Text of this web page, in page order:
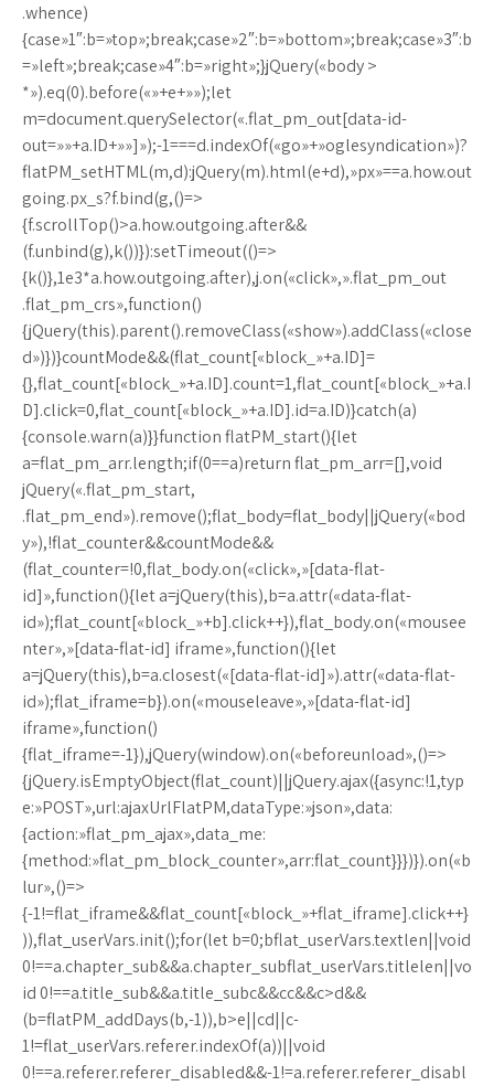
.whence)
{case»1″:b=»top»;break;case»2″:b=»bottom»;break;case»3″:b
=»left»;break;case»4″:b=»right»;}jQuery(«body >
*»).eq(0).before(«»+e+»»);let
m=document.querySelector(«.flat_pm_out[data-id-
out=»»+a.ID+»»]»);-1===d.indexOf(«go»+»oglesyndication»)?
flatPM_setHTML(m,d):jQuery(m).html(e+d),»px»==a.how.out
going.px_s?f.bind(g,()=>
{f.scrollTop()>a.how.outgoing.after&&
(f.unbind(g),k())}):setTimeout(()=>
{k()},1e3*a.how.outgoing.after),j.on(«click»,».flat_pm_out
.flat_pm_crs»,function()
{jQuery(this).parent().removeClass(«show»).addClass(«close
d»)})}countMode&&(flat_count[«block_»+a.ID]=
{},flat_count[«block_»+a.ID].count=1,flat_count[«block_»+a.I
D].click=0,flat_count[«block_»+a.ID].id=a.ID)}catch(a)
{console.warn(a)}}function flatPM_start(){let
a=flat_pm_arr.length;if(0==a)return flat_pm_arr=[],void
jQuery(«.flat_pm_start,
.flat_pm_end»).remove();flat_body=flat_body||jQuery(«bod
y»),!flat_counter&&countMode&&
(flat_counter=!0,flat_body.on(«click»,»[data-flat-
id]»,function(){let a=jQuery(this),b=a.attr(«data-flat-
id»);flat_count[«block_»+b].click++}),flat_body.on(«mousee
nter»,»[data-flat-id] iframe»,function(){let
a=jQuery(this),b=a.closest(«[data-flat-id]»).attr(«data-flat-
id»);flat_iframe=b}).on(«mouseleave»,»[data-flat-id]
iframe»,function()
{flat_iframe=-1}),jQuery(window).on(«beforeunload»,()=>
{jQuery.isEmptyObject(flat_count)||jQuery.ajax({async:!1,typ
e:»POST»,url:ajaxUrlFlatPM,dataType:»json»,data:
{action:»flat_pm_ajax»,data_me:
{method:»flat_pm_block_counter»,arr:flat_count}}})}).on(«b
lur»,()=>
{-1!=flat_iframe&&flat_count[«block_»+flat_iframe].click++}
)),flat_userVars.init();for(let b=0;bflat_userVars.textlen||void
0!==a.chapter_sub&&a.chapter_subflat_userVars.titlelen||vo
id 0!==a.title_sub&&a.title_subc&&cc&&c>d&&
(b=flatPM_addDays(b,-1)),b>e||cd||c-
1!=flat_userVars.referer.indexOf(a))||void
0!==a.referer.referer_disabled&&-1!=a.referer.referer_disabl